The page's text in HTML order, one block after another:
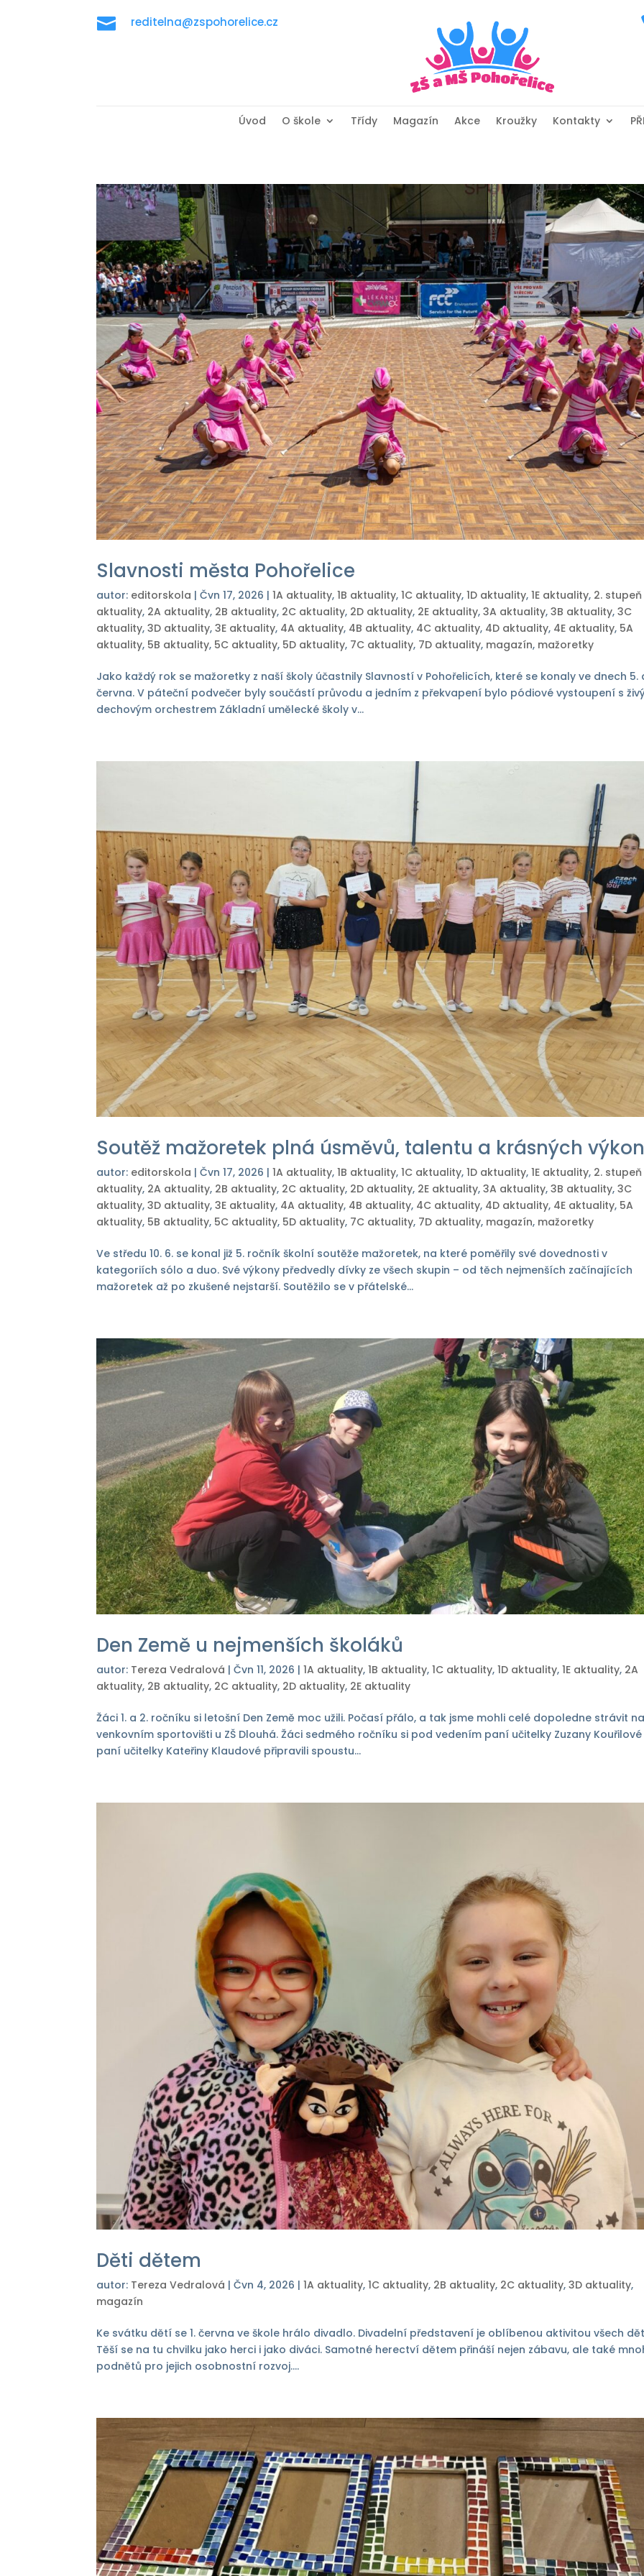
 reditelna@zspohorelice.cz
Úvod O škole Třídy Magazín Akce Kroužky Kontakty
Slavnosti města Pohořelice
autor: editorskola |Čvn 17, 2026 |1A aktuality,1B aktuality,1C aktuality,1D aktuality,1E aktuality, 2. stupeň
aktuality, 2A aktuality, 2B aktuality, 2C aktuality, 2D aktuality, 2E aktuality,3A aktuality,3B aktuality,3C
aktuality,3D aktuality,3E aktuality, 4A aktuality, 4B aktuality, 4C aktuality, 4D aktuality, 4E aktuality, 5A
aktuality, 5B aktuality, 5C aktuality, 5D aktuality, 7C aktuality, 7D aktuality, magazín, mažoretky
Jako každý rok se mažoretky z naší školy účastnily Slavností v Pohořelicích, které se konaly ve dnech 5.
června. V páteční podvečer byly součástí průvodu a jedním z překvapení bylo pódiové vystoupení s
dechovým orchestrem Základní umělecké školy v...
Soutěž mažoretek plná úsměvů, talentu a krásných
autor: editorskola |Čvn 17, 2026 |1A aktuality,1B aktuality,1C aktuality,1D aktuality,1E aktuality, 2. stupeň
aktuality, 2A aktuality, 2B aktuality, 2C aktuality, 2D aktuality, 2E aktuality,3A aktuality,3B aktuality,3C
aktuality,3D aktuality,3E aktuality, 4A aktuality, 4B aktuality, 4C aktuality, 4D aktuality, 4E aktuality, 5A
aktuality, 5B aktuality, 5C aktuality, 5D aktuality, 7C aktuality, 7D aktuality, magazín, mažoretky
Ve středu 10. 6. se konal již 5. ročník školní soutěže mažoretek, na které poměřily své dovednosti v
kategoriích sólo a duo. Své výkony předvedly dívky ze všech skupin – od těch nejmenších začínajících
mažoretek až po zkušené nejstarší. Soutěžilo se v přátelské...
Den Země u nejmenších školáků
autor: Tereza Vedralová |Čvn 11, 2026 |1A aktuality,1B aktuality,1C aktuality,1D aktuality,1E aktuality, 2A
aktuality, 2B aktuality, 2C aktuality, 2D aktuality, 2E aktuality
Žáci 1. a 2. ročníku si letošní Den Země moc užili. Počasí přálo, a tak jsme mohli celé dopoledne strávit
venkovním sportovišti u ZŠ Dlouhá. Žáci sedmého ročníku si pod vedením paní učitelky Zuzany
paní učitelky Kateřiny Klaudové připravili spoustu...
Děti dětem
autor: Tereza Vedralová |Čvn 4, 2026 |1A aktuality,1C aktuality, 2B aktuality, 2C aktuality,3D aktuality,
magazín
Ke svátku dětí se 1. června ve škole hrálo divadlo. Divadelní představení je oblíbenou aktivitou všech
Těší se na tu chvilku jako herci i jako diváci. Samotné herectví dětem přináší nejen zábavu, ale také
podnětů pro jejich osobnostní rozvoj....